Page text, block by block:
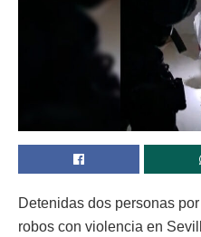
Detenidas dos personas
robos con violencia en